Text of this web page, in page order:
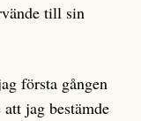
till sin
första gången
jag bestämde